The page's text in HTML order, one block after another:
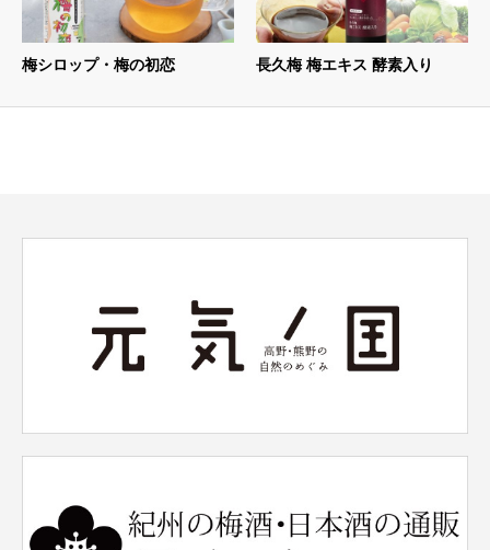
梅シロップ・梅の初恋 長久梅 梅エキス 酵素入り